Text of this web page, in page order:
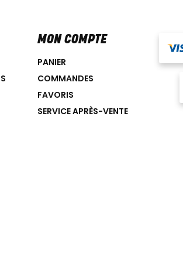
MON COMPTE
PANIER
COMMANDES
FAVORIS
SERVICE APRÈS-VENTE